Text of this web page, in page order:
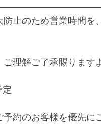
止のため営業時間を
理解ご了承賜ります
約のお客様を優先に